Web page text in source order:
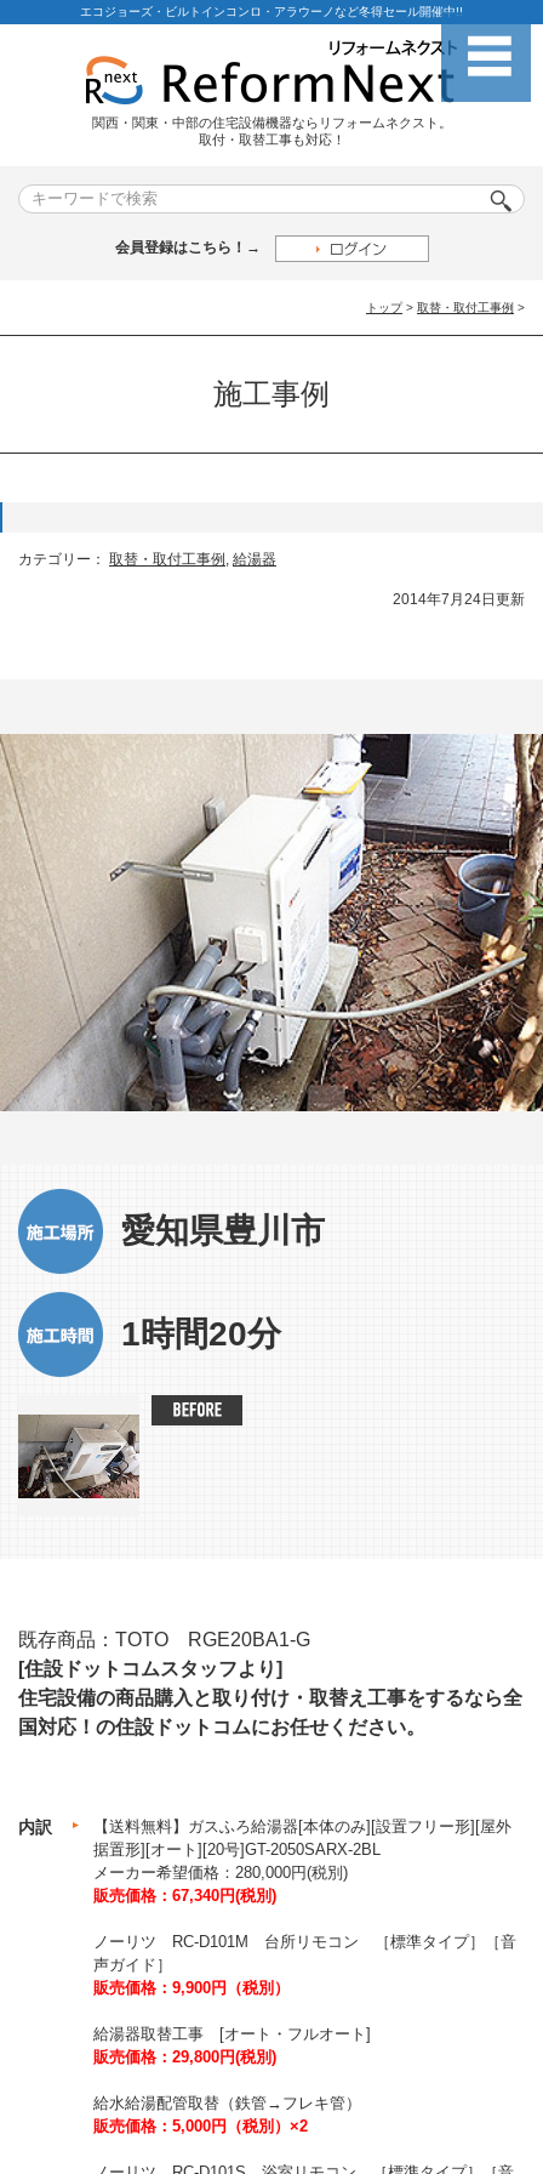
エコジョーズ・ビルトインコンロ・アラウーノなど冬得セール開催中!!
関西・関東・中部の住宅設備機器ならリフォームネクスト。
取付・取替工事も対応！
会員登録はこちら！→
トップ > 取替・取付工事例 >
施工事例
カテゴリー： 取替・取付工事例 , 給湯器
2014年7月24日更新
愛知県豊川市
1時間20分
既存商品：TOTO RGE20BA1-G
[住設ドットコムスタッフより]
住宅設備の商品購入と取り付け・取替え工事をするなら全
国対応！の住設ドットコムにお任せください。
内訳
【送料無料】ガスふろ給湯器[本体のみ][設置フリー形][屋外
据置形][オート][20号]GT-2050SARX-2BL
メーカー希望価格：280,000円(税別)
販売価格：67,340円(税別)
ノーリツ RC-D101M 台所リモコン ［標準タイプ］［音
声ガイド］
販売価格：9,900円（税別）
給湯器取替工事 [オート・フルオート]
販売価格：29,800円(税別)
給水給湯配管取替（鉄管→フレキ管）
販売価格：5,000円（税別）×2